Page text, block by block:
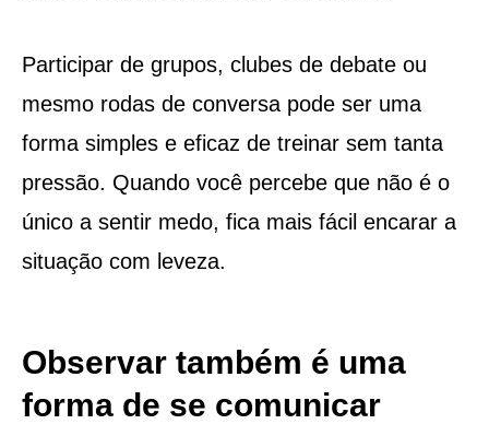
Participar de grupos, clubes de debate ou
mesmo rodas de conversa pode ser uma
forma simples e eficaz de treinar sem tanta
pressão. Quando você percebe que não é o
único a sentir medo, fica mais fácil encarar a
situação com leveza.
Observar também é uma
forma de se comunicar